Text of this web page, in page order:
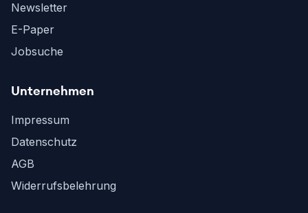
Newsletter
E-Paper
Jobsuche
Unternehmen
Impressum
Datenschutz
AGB
Widerrufsbelehrung